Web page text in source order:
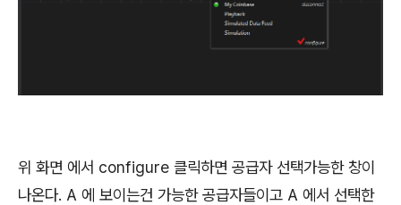
위 화면 에서 configure 클릭하면 공급자 선택가능한 창이
나온다. A 에 보이는건 가능한 공급자들이고 A 에서 선택한